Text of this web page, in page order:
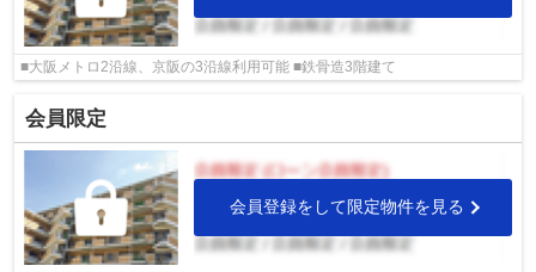
■大阪メトロ2沿線、京阪の3沿線利用可能 ■鉄骨造3階建て
会員限定
会員登録をして限定物件を見る